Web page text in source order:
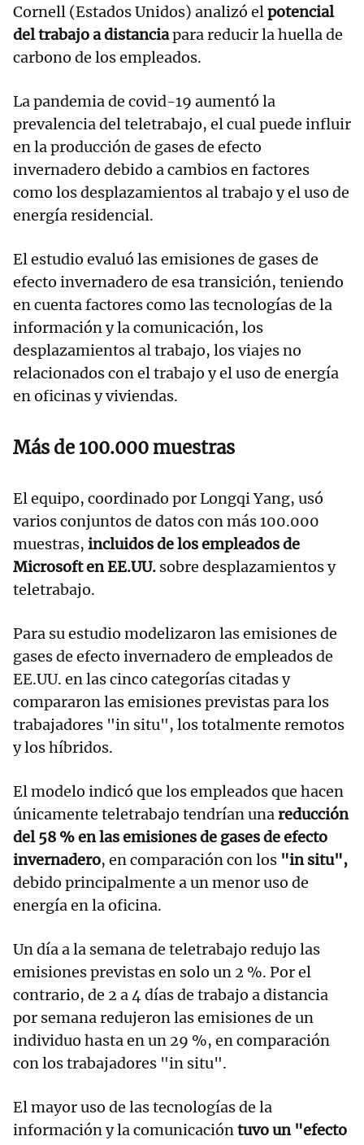
Cornell (Estados Unidos) analizó elpotencial
del trabajo a distanciapara reducir la huella de
carbono de los empleados.
La pandemia de covid-19 aumentó la
prevalencia del teletrabajo, el cual puede influir
en la producción de gases de efecto
invernadero debido a cambios en factores
como los desplazamientos al trabajo y el uso de
energía residencial.
El estudio evaluó las emisiones de gases de
efecto invernadero de esa transición, teniendo
en cuenta factores como las tecnologías de la
información y la comunicación, los
desplazamientos al trabajo, los viajes no
relacionados con el trabajo y el uso de energía
en oficinas y viviendas.
Más de 100.000 muestras
El equipo, coordinado por Longqi Yang, usó
varios conjuntos de datos con más 100.000
muestras, incluidos de los empleados de
Microsoft en EE.UU. sobre desplazamientos y
teletrabajo.
Para su estudio modelizaron las emisiones de
gases de efecto invernadero de empleados de
EE.UU. en las cinco categorías citadas y
compararon las emisiones previstas para los
trabajadores "in situ", los totalmente remotos
y los híbridos.
El modelo indicó que los empleados que hacen
únicamente teletrabajo tendrían unareducción
del 58 % en las emisiones de gases de efecto
invernadero, en comparación con los "in situ",
debido principalmente a un menor uso de
energía en la oficina.
Un día a la semana de teletrabajo redujo las
emisiones previstas en solo un 2 %. Por el
contrario, de 2 a 4 días de trabajo a distancia
por semana redujeron las emisiones de un
individuo hasta en un 29 %, en comparación
con los trabajadores "in situ".
El mayor uso de las tecnologías de la
información y la comunicacióntuvo un "efecto